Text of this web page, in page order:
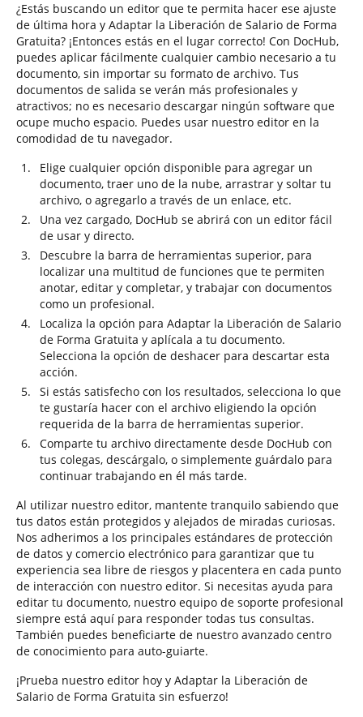
¿Estás buscando un editor que te permita hacer ese ajuste
de última hora y Adaptar la Liberación de Salario de Forma
Gratuita? ¡Entonces estás en el lugar correcto! Con DocHub,
puedes aplicar fácilmente cualquier cambio necesario a tu
documento, sin importar su formato de archivo. Tus
documentos de salida se verán más profesionales y
atractivos; no es necesario descargar ningún software que
ocupe mucho espacio. Puedes usar nuestro editor en la
comodidad de tu navegador.
Elige cualquier opción disponible para agregar un
documento, traer uno de la nube, arrastrar y soltar tu
archivo, o agregarlo a través de un enlace, etc.
Una vez cargado, DocHub se abrirá con un editor fácil
de usar y directo.
Descubre la barra de herramientas superior, para
localizar una multitud de funciones que te permiten
anotar, editar y completar, y trabajar con documentos
como un profesional.
Localiza la opción para Adaptar la Liberación de Salario
de Forma Gratuita y aplícala a tu documento.
Selecciona la opción de deshacer para descartar esta
acción.
Si estás satisfecho con los resultados, selecciona lo que
te gustaría hacer con el archivo eligiendo la opción
requerida de la barra de herramientas superior.
Comparte tu archivo directamente desde DocHub con
tus colegas, descárgalo, o simplemente guárdalo para
continuar trabajando en él más tarde.
Al utilizar nuestro editor, mantente tranquilo sabiendo que
tus datos están protegidos y alejados de miradas curiosas.
Nos adherimos a los principales estándares de protección
de datos y comercio electrónico para garantizar que tu
experiencia sea libre de riesgos y placentera en cada punto
de interacción con nuestro editor. Si necesitas ayuda para
editar tu documento, nuestro equipo de soporte profesional
siempre está aquí para responder todas tus consultas.
También puedes beneficiarte de nuestro avanzado centro
de conocimiento para auto-guiarte.
¡Prueba nuestro editor hoy y Adaptar la Liberación de
Salario de Forma Gratuita sin esfuerzo!